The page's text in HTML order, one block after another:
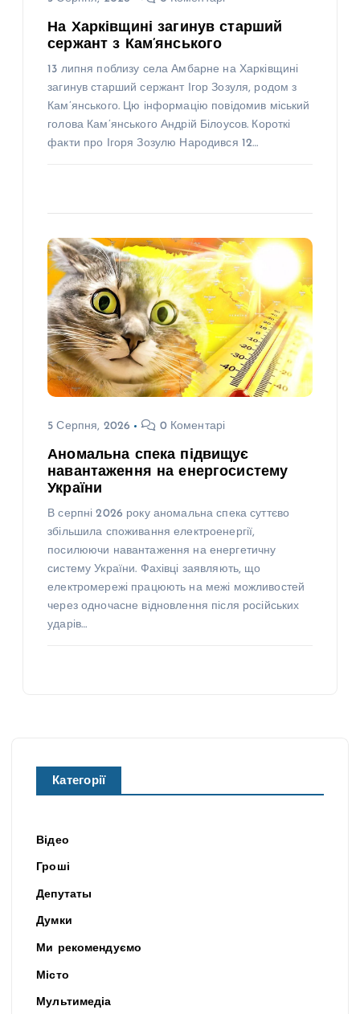
На Харківщині загинув старший
сержант з Кам’янського
13 липня поблизу села Амбарне на Харківщині
загинув старший сержант Ігор Зозуля, родом з
Кам’янського. Цю інформацію повідомив міський
голова Кам’янського Андрій Білоусов. Короткі
факти про Ігоря Зозулю Народився 12…
5 Серпня, 2026 0 Коментарі
Аномальна спека підвищує
навантаження на енергосистему
України
В серпні 2026 року аномальна спека суттєво
збільшила споживання електроенергії,
посилюючи навантаження на енергетичну
систему України. Фахівці заявляють, що
електромережі працюють на межі можливостей
через одночасне відновлення після російських
ударів…
Категорії
Відео
Гроші
Депутаты
Думки
Ми рекомендуємо
Місто
Мультимедіа